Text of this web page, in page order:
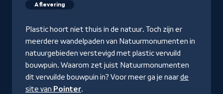
Aflevering
Plastic hoort niet thuis in de natuur. Toch zijn er
meerdere wandelpaden van Natuurmonumenten in
natuurgebieden verstevigd met plastic vervuild
bouwpuin. Waarom zet juist Natuurmonumenten
dit vervuilde bouwpuin in? Voor meer ga je naarde
site van Pointer.